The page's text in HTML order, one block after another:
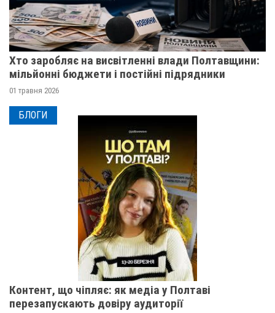
Хто заробляє на висвітленні влади Полтавщини:
мільйонні бюджети і постійні підрядники
01 травня 2026
БЛОГИ
Контент, що чіпляє: як медіа у Полтаві
перезапускають довіру аудиторії